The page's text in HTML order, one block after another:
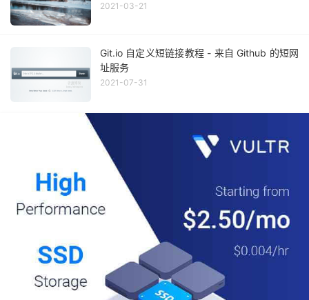
2021-03-21
Git.io 自定义短链接教程 - 来自 Github 的短网
址服务
2021-07-31